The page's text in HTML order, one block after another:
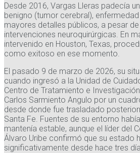
Desde 2016, Vargas Lleras padecía
benigno (tumor cerebral),
mayores detalles públicos, a pesar
intervenciones neuroquirúrgicas. En
intervenido en Houston, Texas,
como exitoso en ese momento.
El pasado 9 de marzo de 2026, su
cuando ingresó a la Unidad de
Centro de Tratamiento e
Carlos Sarmiento Angulo por un
desde donde fue trasladado
Santa Fe. Fuentes de su entorno
mantenía estable, aunque el líder del
Álvaro Uribe confirmó que su estado
significativamente desde hace tres